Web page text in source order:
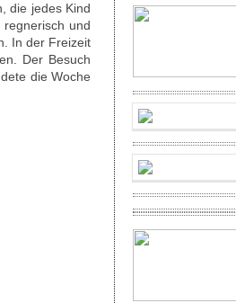
die jedes Kind
und
In der Freizeit
Der Besuch
die Woche